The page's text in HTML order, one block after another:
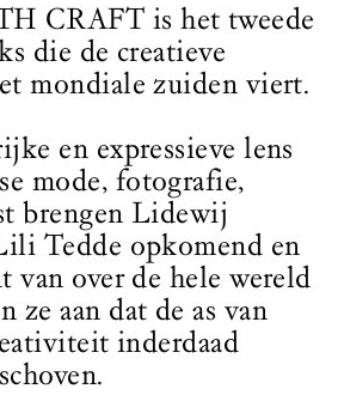
CRAFT is het tweede
die de creatieve
mondiale zuiden viert.
en expressieve lens
mode, fotografie,
brengen Lidewij
Tedde opkomend en
van over de hele wereld
ze aan dat de as van
inderdaad